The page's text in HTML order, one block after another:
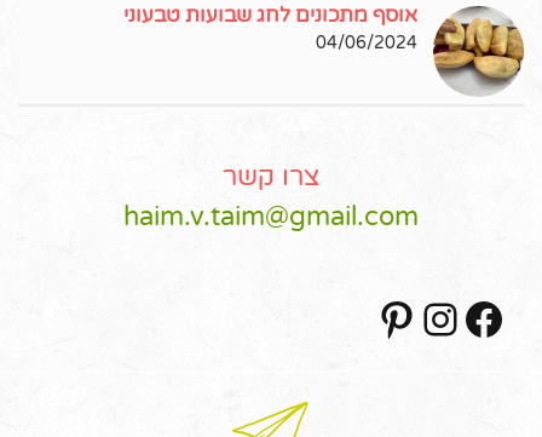
אוסף מתכונים לחג שבועות טבעוני
04/06/2024
צרו קשר
haim.v.taim@gmail.com
Facebook
Instagram